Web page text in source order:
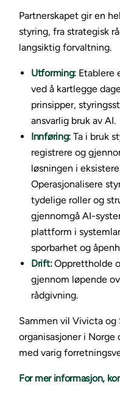
Partnerskapet gir en
styring, fra strategisk
langsiktig forvaltning.
Utforming: Etablere
ved å kartlegge
prinsipper,
ansvarlig bruk av AI.
Innføring: Ta i bruk
registrere og
løsningen i
Operasjonalisere
tydelige roller og
gjennomgå AI-
plattform i
sporbarhet og
Drift:Opprettholde
gjennom løpende
rådgivning.
Sammen vil Vivicta og
organisasjoner i Norge
med varig
For mer informasjon,